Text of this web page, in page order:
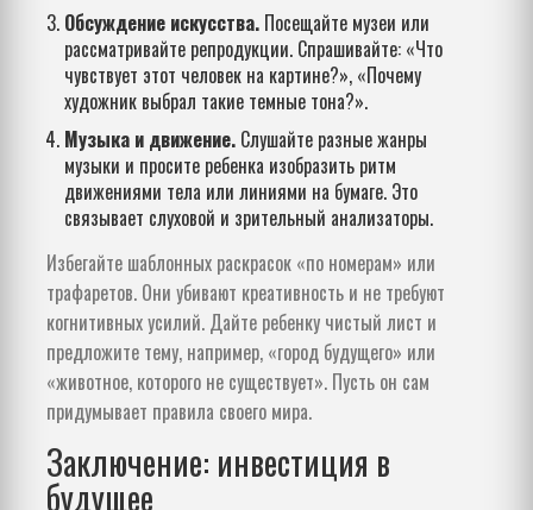
Обсуждение искусства. Посещайте музеи или
рассматривайте репродукции. Спрашивайте: «Что
чувствует этот человек на картине?», «Почему
художник выбрал такие темные тона?».
Музыка и движение. Слушайте разные жанры
музыки и просите ребенка изобразить ритм
движениями тела или линиями на бумаге. Это
связывает слуховой и зрительный анализаторы.
Избегайте шаблонных раскрасок «по номерам» или
трафаретов. Они убивают креативность и не требуют
когнитивных усилий. Дайте ребенку чистый лист и
предложите тему, например, «город будущего» или
«животное, которого не существует». Пусть он сам
придумывает правила своего мира.
Заключение: инвестиция в
будущее